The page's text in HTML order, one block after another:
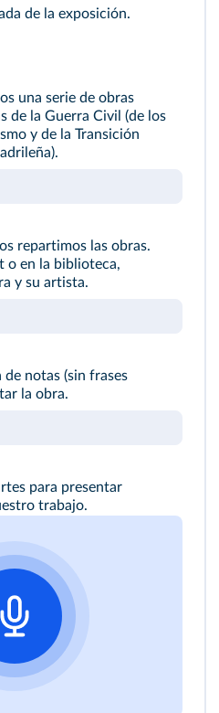
de la exposición.
una serie de obras
de la Guerra Civil (de los
y de la Transición
repartimos las obras.
o en la biblioteca,
y su artista.
de notas (sin frases
la obra.
para presentar
trabajo.